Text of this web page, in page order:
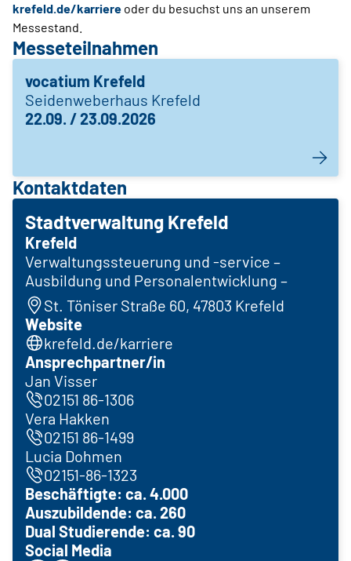
krefeld.de/karriere oder du besuchst uns an unserem
Messestand.
Messeteilnahmen
vocatium Krefeld
Seidenweberhaus Krefeld
22.09. / 23.09.2026
Kontaktdaten
Stadtverwaltung Krefeld
Krefeld
Verwaltungssteuerung und -service –
Ausbildung und Personalentwicklung –
St. Töniser Straße 60, 47803 Krefeld
Website
krefeld.de/karriere
Ansprechpartner/in
Jan Visser
02151 86-1306
Vera Hakken
02151 86-1499
Lucia Dohmen
02151-86-1323
Beschäftigte: ca. 4.000
Auszubildende: ca. 260
Dual Studierende: ca. 90
Social Media